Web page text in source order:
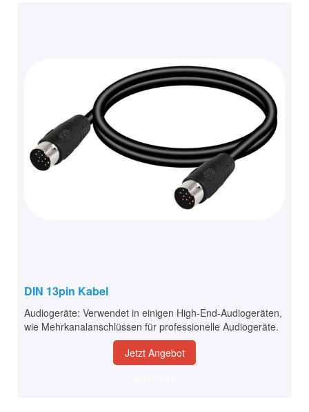
DIN 13pin Kabel
Audiogeräte: Verwendet in einigen High-End-Audiogeräten,
wie Mehrkanalanschlüssen für professionelle Audiogeräte.
Jetzt Angebot